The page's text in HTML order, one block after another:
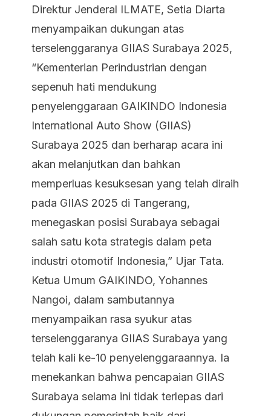
Direktur Jenderal ILMATE, Setia Diarta
menyampaikan dukungan atas
terselenggaranya GIIAS Surabaya 2025,
“Kementerian Perindustrian dengan
sepenuh hati mendukung
penyelenggaraan GAIKINDO Indonesia
International Auto Show (GIIAS)
Surabaya 2025 dan berharap acara ini
akan melanjutkan dan bahkan
memperluas kesuksesan yang telah diraih
pada GIIAS 2025 di Tangerang,
menegaskan posisi Surabaya sebagai
salah satu kota strategis dalam peta
industri otomotif Indonesia,” Ujar Tata.
Ketua Umum GAIKINDO, Yohannes
Nangoi, dalam sambutannya
menyampaikan rasa syukur atas
terselenggaranya GIIAS Surabaya yang
telah kali ke-10 penyelenggaraannya. Ia
menekankan bahwa pencapaian GIIAS
Surabaya selama ini tidak terlepas dari